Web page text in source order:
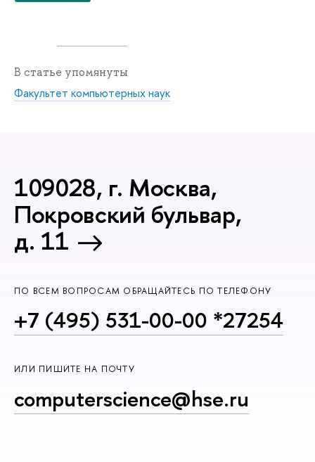
В статье упомянуты
Факультет компьютерных наук
109028, г. Москва,
Покровский бульвар,
д. 11
ПО ВСЕМ ВОПРОСАМ ОБРАЩАЙТЕСЬ ПО ТЕЛЕФОНУ
+7 (495) 531-00-00 *27254
ИЛИ ПИШИТЕ НА ПОЧТУ
computerscience@hse.ru